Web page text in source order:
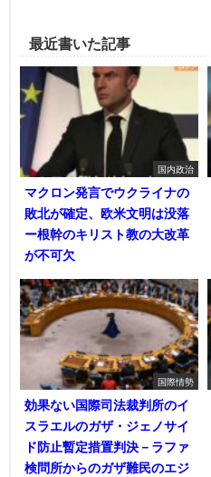
最近書いた記事
国内政治
マクロン発言でウクライナの
敗北が確定、欧米文明は没落
ー根幹のキリスト教の大改革
が不可欠
国際情勢
効果ない国際司法裁判所のイ
スラエルのガザ・ジェノサイ
ド防止暫定措置判決－ラファ
検問所からのガザ難民のエジ